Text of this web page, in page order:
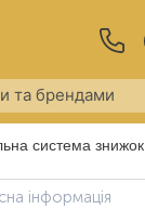
система знижок
інформація